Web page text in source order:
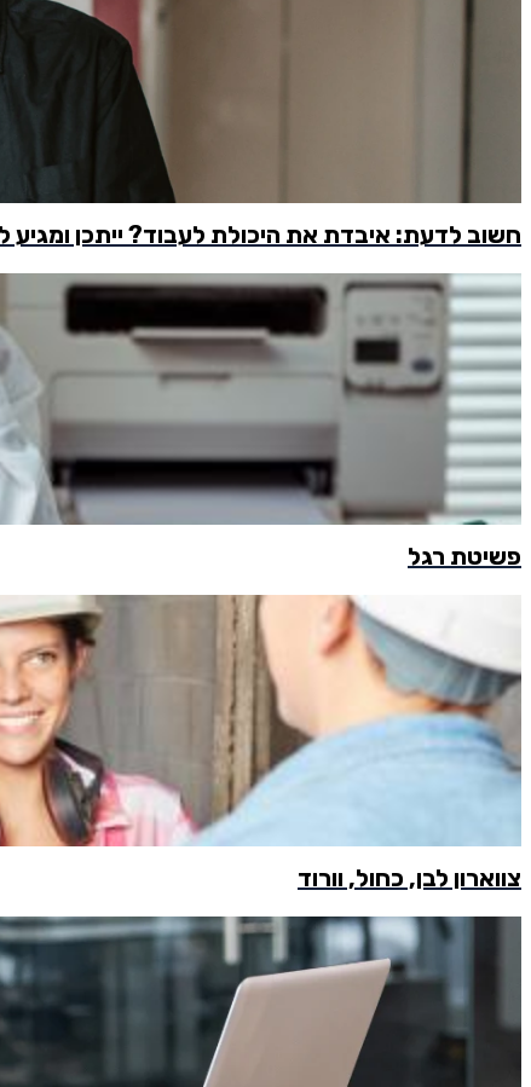
חשוב לדעת: איבדת את היכולת לעבוד? ייתכן
פשיטת רגל
צווארון לבן, כחול, וורוד